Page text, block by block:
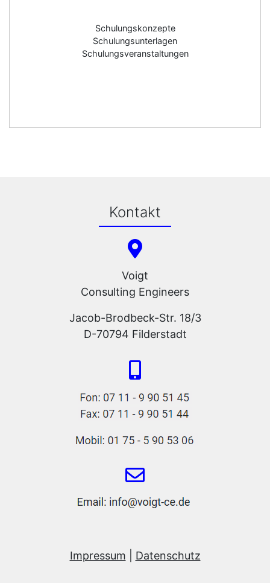
Schulungskonzepte
Schulungsunterlagen
Schulungsveranstaltungen
Kontakt
Voigt
Consulting Engineers
Jacob-Brodbeck-Str. 18/3
D-70794 Filderstadt
Impressum Datenschutz